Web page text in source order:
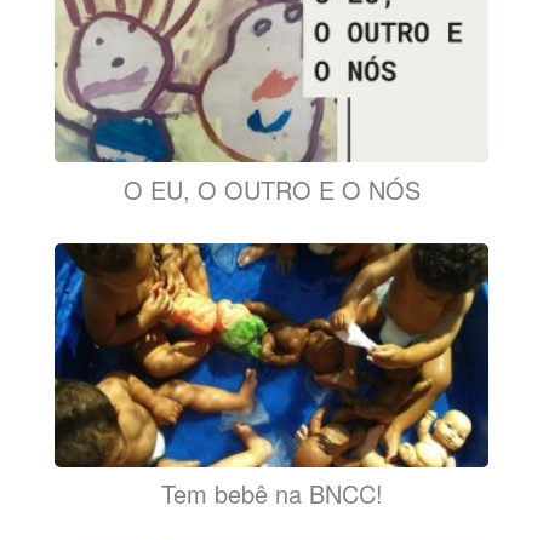
O EU, O OUTRO E O NÓS
Tem bebê na BNCC!